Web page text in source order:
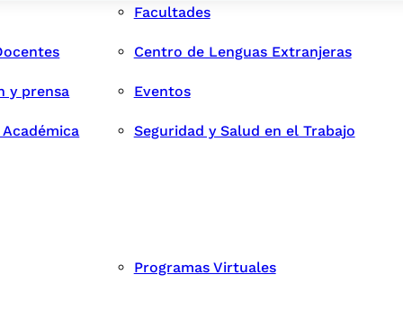
Facultades
Centro de Lenguas Extranjeras
y prensa Eventos
Seguridad y Salud en el Trabajo
Programas Virtuales